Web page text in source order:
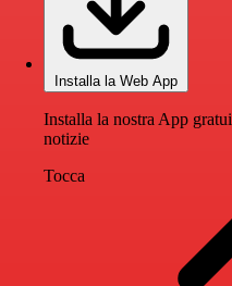
Installa la Web App
Installa la nostra App
notizie
Tocca